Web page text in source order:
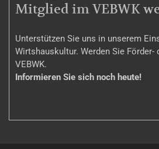
Mitglied im VEBWK
Unterstützen Sie uns in unserem
Wirtshauskultur. Werden Sie
VEBWK.
Informieren Sie sich noch heute!